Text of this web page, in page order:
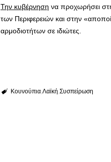
Την κυβέρνηση να προχωρήσει
των Περιφερειών και στην
αρμοδιοτήτων σε ιδιώτες.
Κουνούπια Λαϊκή Συσπείρωση